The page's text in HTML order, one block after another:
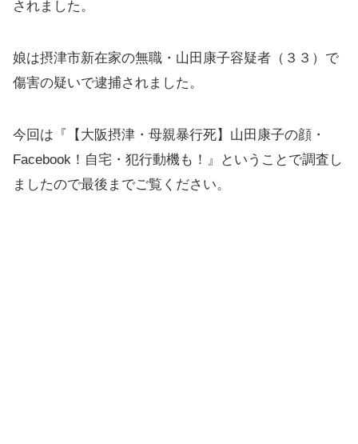
されました。
娘は摂津市新在家の無職・山田康子容疑者（３３）で
傷害の疑いで逮捕されました。
今回は『【大阪摂津・母親暴行死】山田康子の顔・
Facebook！自宅・犯行動機も！』ということで調査し
ましたので最後までご覧ください。